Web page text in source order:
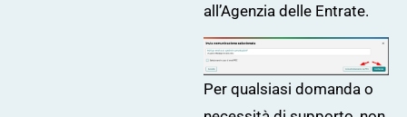
all’Agenzia delle Entrate.
Per qualsiasi domanda o